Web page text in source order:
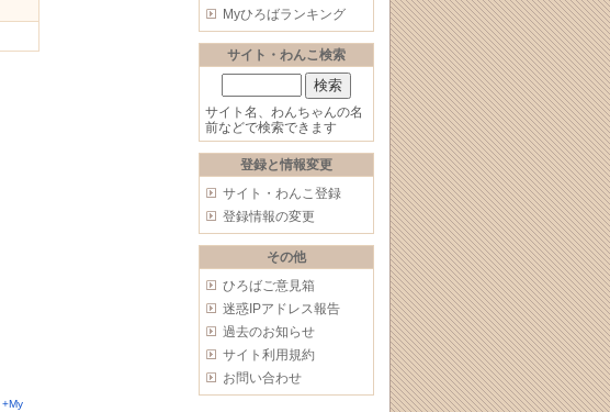
Myひろばランキング
サイト・わんこ検索
サイト名、わんちゃんの名
前などで検索できます
登録と情報変更
サイト・わんこ登録
登録情報の変更
その他
ひろばご意見箱
迷惑IPアドレス報告
過去のお知らせ
サイト利用規約
お問い合わせ
+My